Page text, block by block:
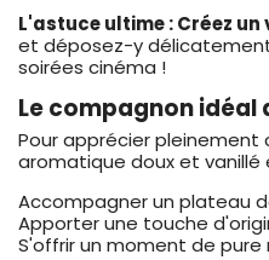
L'astuce ultime : Créez
et déposez-y
soirées cinéma !
Le compagnon idéal
Pour apprécier
aromatique doux et vanillé
Accompagner un plateau
Apporter une touche
S'offrir un moment de